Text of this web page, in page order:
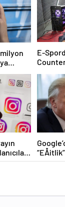
E-
“EÅitlik”
ilkesiÂ